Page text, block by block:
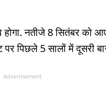
नतीजे 8 सितंबर को
पिछले 5 सालों में दूसरी
Advertisement